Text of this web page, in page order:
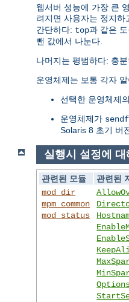
웹서버 성능에 가장 큰
려지면 사용자는 정지하
간단하다: top과 같은
뺀 값에서 나눈다.
나머지는 평범하다: 충
운영체제는 보통 각자
선택한 운영체제
운영체제가
Solaris 8 초기 버
실행시 설정에 대
관련된 모듈
관련된
mod_dir
mpm_common
mod_status